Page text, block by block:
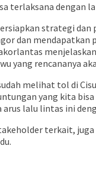
terlaksana dengan
strategi
dan
yang rencananya
melihat tol di
yang kita
lalu lintas ini
terkait,